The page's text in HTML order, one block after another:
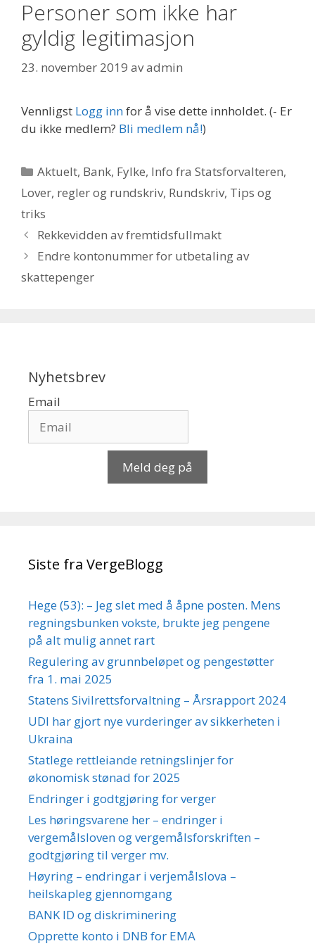
Personer som ikke har
gyldig legitimasjon
23. november 2019 avadmin
Vennligst Logg innfor å vise dette innholdet. (- Er
du ikke medlem? Bli medlem nå!)
Kategorier
Aktuelt, Bank, Fylke, Info fra Statsforvalteren,
Lover, regler og rundskriv, Rundskriv, Tips og
triks
Rekkevidden av fremtidsfullmakt
Endre kontonummer for utbetaling av
skattepenger
Nyhetsbrev
Email
Meld deg på
Siste fra VergeBlogg
Hege (53): – Jeg slet med å åpne posten. Mens
regningsbunken vokste, brukte jeg pengene
på alt mulig annet rart
Regulering av grunnbeløpet og pengestøtter
fra 1. mai 2025
Statens Sivilrettsforvaltning – Årsrapport 2024
UDI har gjort nye vurderinger av sikkerheten i
Ukraina
Statlege rettleiande retningslinjer for
økonomisk stønad for 2025
Endringer i godtgjøring for verger
Les høringsvarene her – endringer i
vergemålsloven og vergemålsforskriften –
godtgjøring til verger mv.
Høyring – endringar i verjemålslova –
heilskapleg gjennomgang
BANK ID og diskriminering
Opprette konto i DNB for EMA